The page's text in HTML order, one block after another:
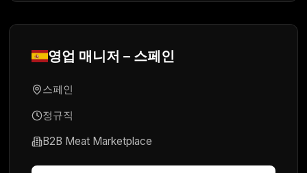
영업 매니저 – 스페인
스페인
정규직
B2B Meat Marketplace